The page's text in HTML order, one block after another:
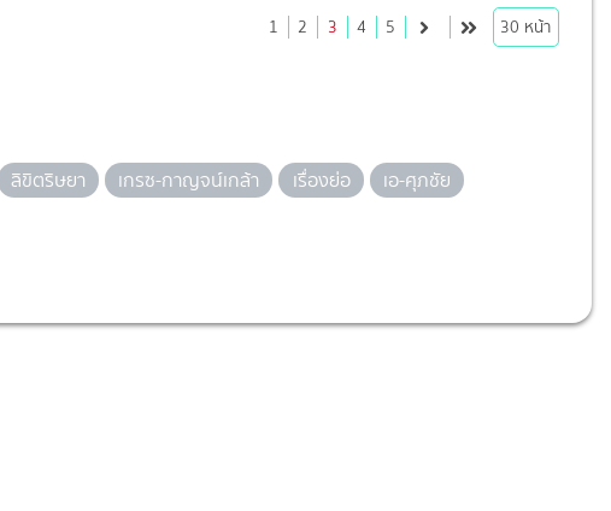
1 2 3 4 5 30 หน้า
ลิขิตริษยา เกรซ-กาญจน์เกล้า เรื่องย่อ
เอ-ศุภชัย